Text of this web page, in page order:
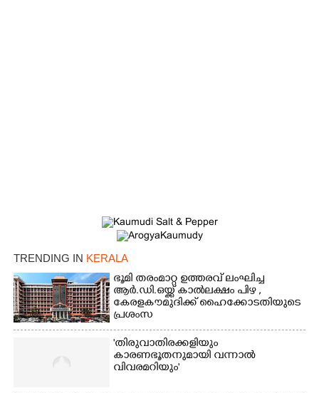
TRENDING IN KERALA
ഭൂമി തരംമാറ്റ ഉത്തരവ് ലംഘിച്ച
ആർ.ഡി.ഒയ്ക്ക് കാൽലക്ഷം പിഴ ,​
കേരളകൗമുദിക്ക് ഹൈക്കോടതിയുടെ
പ്രശംസ
'തിരുവാതിരക്കളിയും
കാരണഭൂതനുമായി വന്നാൽ
വിവരമറിയും '